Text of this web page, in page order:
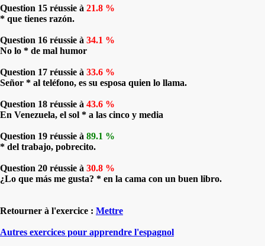
Question 15 réussie à 21.8 %
* que tienes razón.
Question 16 réussie à 34.1 %
No lo * de mal humor
Question 17 réussie à 33.6 %
Señor * al teléfono, es su esposa quien lo llama.
Question 18 réussie à 43.6 %
En Venezuela, el sol * a las cinco y media
Question 19 réussie à 89.1 %
* del trabajo, pobrecito.
Question 20 réussie à 30.8 %
¿Lo que más me gusta? * en la cama con un buen libro.
Retourner à l'exercice : Mettre
Autres exercices pour apprendre l'espagnol